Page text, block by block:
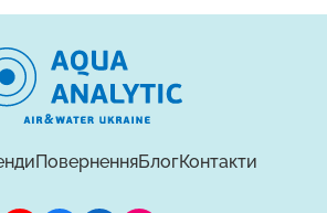
ПоверненняБлогКонтакти